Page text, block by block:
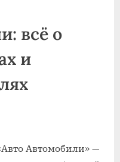
всё о
и
Автомобили» —